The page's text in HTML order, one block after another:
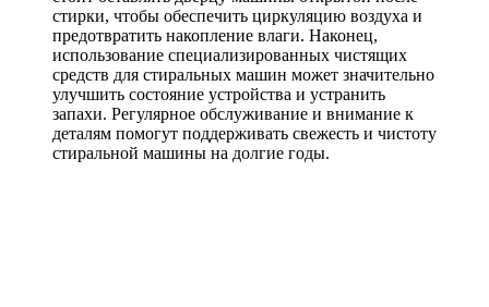
стирки, чтобы обеспечить циркуляцию воздуха и
предотвратить накопление влаги. Наконец,
использование специализированных чистящих
средств для стиральных машин может значительно
улучшить состояние устройства и устранить
запахи. Регулярное обслуживание и внимание к
деталям помогут поддерживать свежесть и чистоту
стиральной машины на долгие годы.